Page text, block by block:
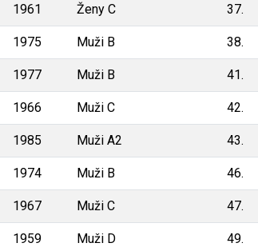
1961 Ženy C 37.
1975 Muži B 38.
1977 Muži B 41.
1966 Muži C 42.
1985 Muži A2 43.
1974 Muži B 46.
1967 Muži C 47.
1959 Muži D 49.